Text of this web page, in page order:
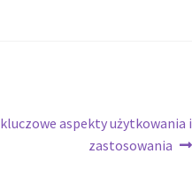
aspekty użytkowania i
zastosowania